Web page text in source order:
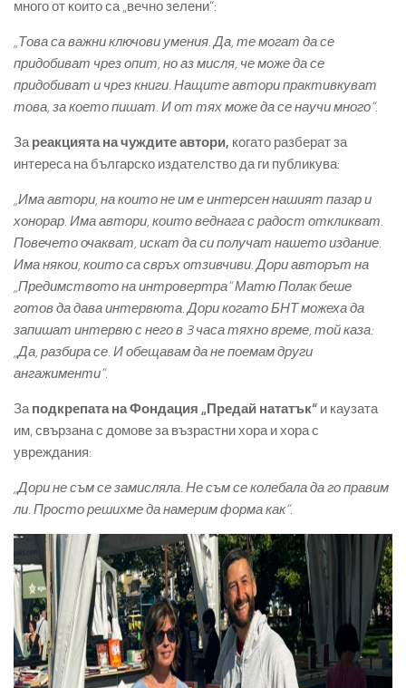
много от които са „вечно зелени“:
„Това са важни ключови умения. Да, те могат да се
придобиват чрез опит, но аз мисля, че може да се
придобиват и чрез книги. Нащите автори практивкуват
това, за което пишат. И от тях може да се научи много“.
Зареакцията на чуждите автори, когато разберат за
интереса на българско издателство да ги публикува:
„Има автори, на които не им е интерсен нашият пазар и
хонорар. Има автори, които веднага с радост откликват.
Повечето очакват, искат да си получат нашето издание.
Има някои, които са свръх отзивчиви. Дори авторът на
„Предимството на интровертра“ Матю Полак беше
готов да дава интервюта. Дори когато БНТ можеха да
запишат интервю с него в 3 часа тяхно време, той каза:
„Да, разбира се. И обещавам да не поемам други
ангажименти“.
Заподкрепата на Фондация „Предай нататък“ и каузата
им, свързана с домове за възрастни хора и хора с
увреждания:
„Дори не съм се замисляла. Не съм се колебала да го правим
ли. Просто решихме да намерим форма как“.